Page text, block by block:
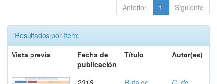
Anterior 1 Siguiente
Resultados por ítem:
Vista previa
Fecha de
publicación
Título Autor(es)
2016
Ruta de
C. de